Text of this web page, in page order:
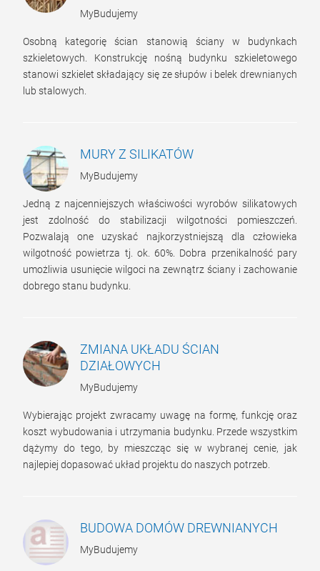
MyBudujemy
Osobną kategorię ścian stanowią ściany w budynkach
szkieletowych. Konstrukcję nośną budynku szkieletowego
stanowi szkielet składający się ze słupów i belek drewnianych
lub stalowych.
MURY Z SILIKATÓW
MyBudujemy
Jedną z najcenniejszych właściwości wyrobów silikatowych
jest zdolność do stabilizacji wilgotności pomieszczeń.
Pozwalają one uzyskać najkorzystniejszą dla człowieka
wilgotność powietrza tj. ok. 60%. Dobra przenikalność pary
umożliwia usunięcie wilgoci na zewnątrz ściany i zachowanie
dobrego stanu budynku.
ZMIANA UKŁADU ŚCIAN
DZIAŁOWYCH
MyBudujemy
Wybierając projekt zwracamy uwagę na formę, funkcję oraz
koszt wybudowania i utrzymania budynku. Przede wszystkim
dążymy do tego, by mieszcząc się w wybranej cenie, jak
najlepiej dopasować układ projektu do naszych potrzeb.
BUDOWA DOMÓW DREWNIANYCH
MyBudujemy